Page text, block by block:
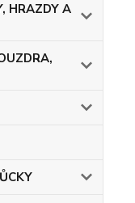
HRAZDY A